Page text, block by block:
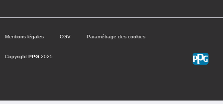
Mentions légales CGV Paramétrage des cookies
Copyright PPG 2025